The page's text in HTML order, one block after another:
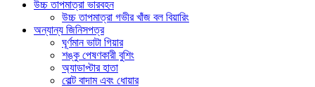
উচ্চ তাপমাত্রা ভারবহন
উচ্চ তাপমাত্রা গভীর খাঁজ বল বিয়ারিং
অন্যান্য জিনিসপত্র
ঘূর্ণমান ভাটা গিয়ার
শঙ্কু পেষণকারী বুশিং
অ্যাডাপ্টার হাতা
বোল্ট বাদাম এবং ধোয়ার